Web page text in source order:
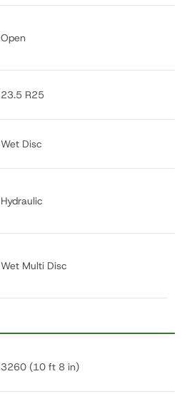
Open
23.5 R25
Wet Disc
Hydraulic
Wet Multi Disc
3260 (10 ft 8 in)